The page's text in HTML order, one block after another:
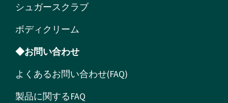
シュガースクラブ
ボディクリーム
◆お問い合わせ
よくあるお問い合わせ(FAQ)
製品に関するFAQ